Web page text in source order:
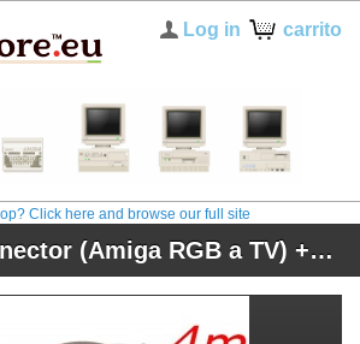
carrito
Log in
Click here and browse our full site
Cable Euroconector (Amiga RGB a TV) + sonido (recortado) - 4m